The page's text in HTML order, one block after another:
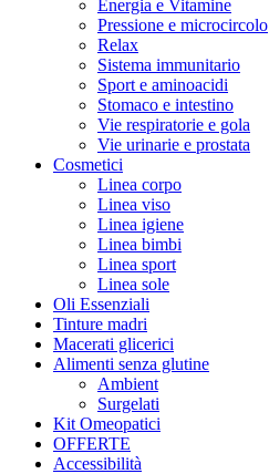
Energia e Vitamine
Pressione e microcircolo
Relax
Sistema immunitario
Sport e aminoacidi
Stomaco e intestino
Vie respiratorie e gola
Vie urinarie e prostata
Cosmetici
Linea corpo
Linea viso
Linea igiene
Linea bimbi
Linea sport
Linea sole
Oli Essenziali
Tinture madri
Macerati glicerici
Alimenti senza glutine
Ambient
Surgelati
Kit Omeopatici
OFFERTE
Accessibilità